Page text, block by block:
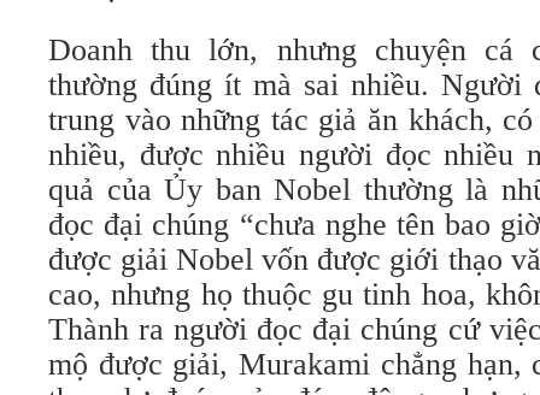
Doanh thu lớn, nhưng chuyện cá
thường đúng ít mà sai nhiều. Người
trung vào những tác giả ăn khách,
nhiều, được nhiều người đọc nhiều
quả của Ủy ban Nobel thường là
đọc đại chúng “chưa nghe tên bao
được giải Nobel vốn được giới thạo
cao, nhưng họ thuộc gu tinh hoa,
Thành ra người đọc đại chúng cứ
mộ được giải, Murakami chẳng hạn,